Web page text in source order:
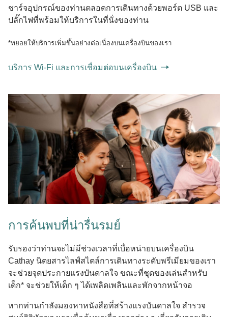
ชาร์จอุปกรณ์ของท่านตลอดการเดินทางด้วยพอร์ต USB และ
ปลั๊กไฟที่พร้อมให้บริการในที่นั่งของท่าน
*ทยอยให้บริการเพิ่มขึ้นอย่างต่อเนื่องบนเครื่องบินของเรา
บริการ Wi-Fi และการเชื่อมต่อบนเครื่องบิน
การค้นพบที่น่ารื่นรมย์
รับรองว่าท่านจะไม่มีช่วงเวลาที่เบื่อหน่ายบนเครื่องบิน
Cathay นิตยสารไลฟ์สไตล์การเดินทางระดับพรีเมียมของเรา
จะช่วยจุดประกายแรงบันดาลใจ ขณะที่ชุดของเล่นสําหรับ
เด็ก* จะช่วยให้เด็ก ๆ ได้เพลิดเพลินและพักจากหน้าจอ
หากท่านกําลังมองหาหนังสือที่สร้างแรงบันดาลใจ สํารวจ